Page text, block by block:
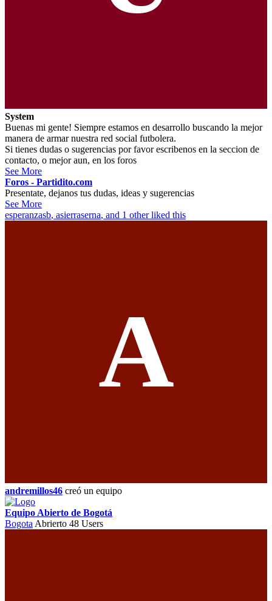
System
Buenas mi gente! Siempre estamos en desarrollo buscando la mejor
manera de armar nuestra red social futbolera.
Si tienes dudas o sugerencias por favor escribenos en la seccion de
contacto, o mejor aun, en los foros
See More
Foros - Partidito.com
Presentate, dejanos tus dudas, ideas y sugerencias
See More
esperanzasb, asierraserna, and 1 other liked this
A
andremillos46 creó un equipo
Equipo Abierto de Bogotá
BogotaAbrierto 48 Users